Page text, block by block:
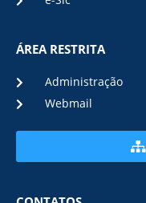
ÁREA RESTRITA
Administração
Webmail